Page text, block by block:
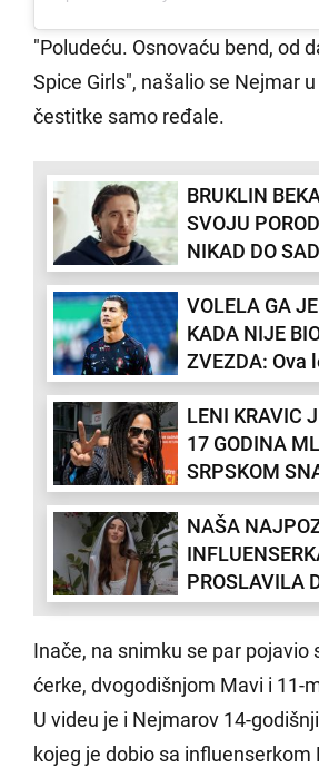
"Poludeću. Osnovaću bend, od
Spice Girls", našalio se Nejmar
čestitke samo ređale.
BRUKLIN
SVOJU
NIKAD DO
sramnog
osuđuje
VOLELA GA
KADA NIJE
ZVEZDA: Ova
prva devojka
Ronalda!
LENI KRAVIC
17 GODINA
SRPSKOM
je i planirao
onda je ljubav
upoznala
NAŠA
PROSLAVILA
VEČE:
drugaricama
najluksuznijih
Evropi (FOTO)
Inače, na snimku se par pojavio
ćerke, dvogodišnjom Mavi i 11-
U videu je i Nejmarov 14-
kojeg je dobio sa influenserkom